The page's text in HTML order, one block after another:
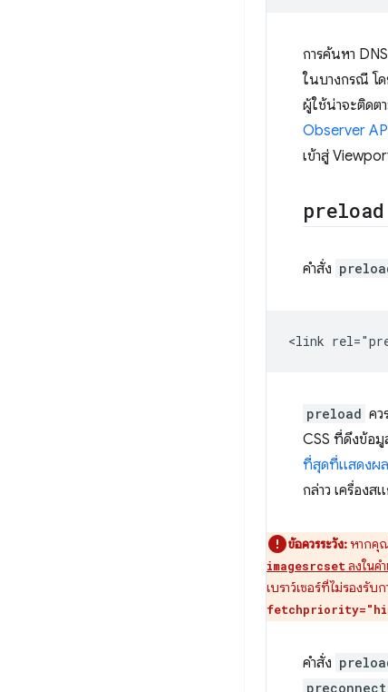
การค้นหา
ในบางกรณี โ
ผู้ใช้น่าจะติดต
Observer
เข้าสู่
preload
คําสั่ง
preload ค
CSS ที่ดึงข้อมู
ที่สุดที่แสดงผ
กล่าว เครื่องส
ข้อควรระวัง:หากคุ
imagesrcset ลงในค
เบราว์เซอร์ที่ไม่รองรั
คำสั่ง
preconnect